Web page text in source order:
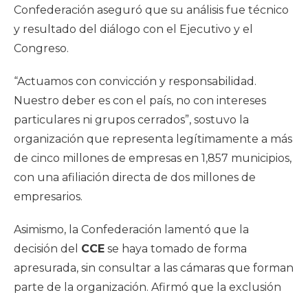
Confederación aseguró que su análisis fue técnico
y resultado del diálogo con el Ejecutivo y el
Congreso.
“Actuamos con convicción y responsabilidad.
Nuestro deber es con el país, no con intereses
particulares ni grupos cerrados”, sostuvo la
organización que representa legítimamente a más
de cinco millones de empresas en 1,857 municipios,
con una afiliación directa de dos millones de
empresarios.
Asimismo, la Confederación lamentó que la
decisión del CCE se haya tomado de forma
apresurada, sin consultar a las cámaras que forman
parte de la organización. Afirmó que la exclusión